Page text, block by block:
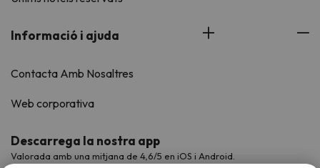
Informació i ajuda
Contacta Amb Nosaltres
Web corporativa
Descarrega la nostra app
Valorada amb una mitjana de 4,6/5 en iOS i Android.